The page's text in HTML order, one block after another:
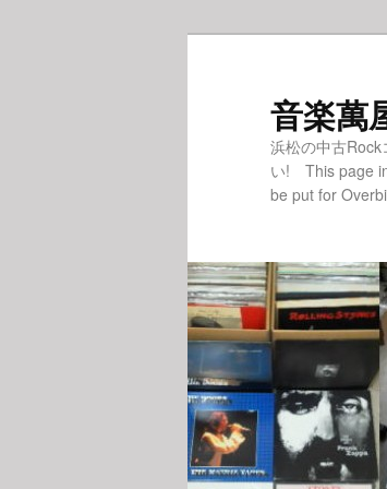
音楽萬
浜松の中古Rock
い! This page
be put for